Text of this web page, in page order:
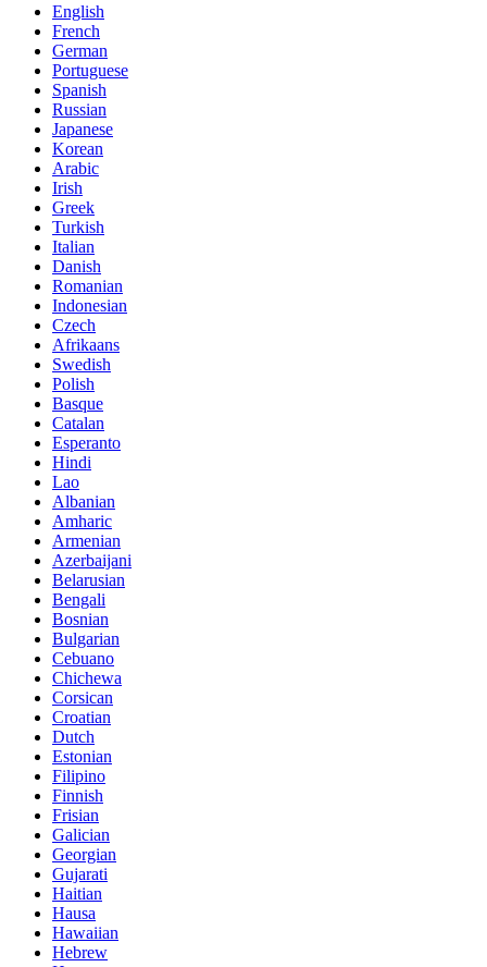
English
French
German
Portuguese
Spanish
Russian
Japanese
Korean
Arabic
Irish
Greek
Turkish
Italian
Danish
Romanian
Indonesian
Czech
Afrikaans
Swedish
Polish
Basque
Catalan
Esperanto
Hindi
Lao
Albanian
Amharic
Armenian
Azerbaijani
Belarusian
Bengali
Bosnian
Bulgarian
Cebuano
Chichewa
Corsican
Croatian
Dutch
Estonian
Filipino
Finnish
Frisian
Galician
Georgian
Gujarati
Haitian
Hausa
Hawaiian
Hebrew